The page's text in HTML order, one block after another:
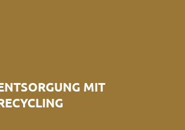
MIT